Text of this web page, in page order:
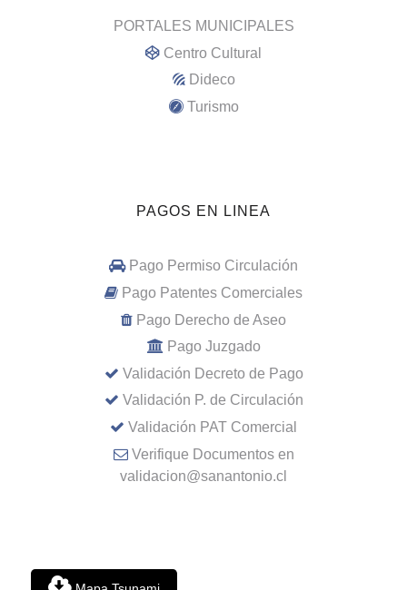
PORTALES MUNICIPALES
Centro Cultural
Dideco
Turismo
PAGOS EN LINEA
Pago Permiso Circulación
Pago Patentes Comerciales
Pago Derecho de Aseo
Pago Juzgado
Validación Decreto de Pago
Validación P. de Circulación
Validación PAT Comercial
Verifique Documentos en
validacion@sanantonio.cl